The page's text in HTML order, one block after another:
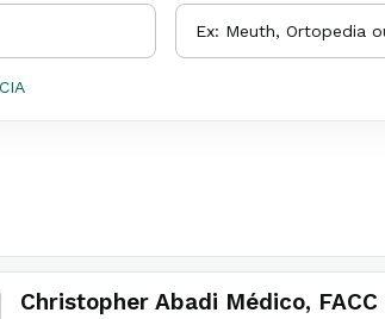
Christopher Abadi Médico, FACC